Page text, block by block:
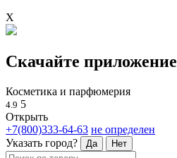
X
Скачайте приложение
Косметика и парфюмерия
4.9 5
Открыть
+7(800)333-64-63 не определен
Указать город?
Да Нет